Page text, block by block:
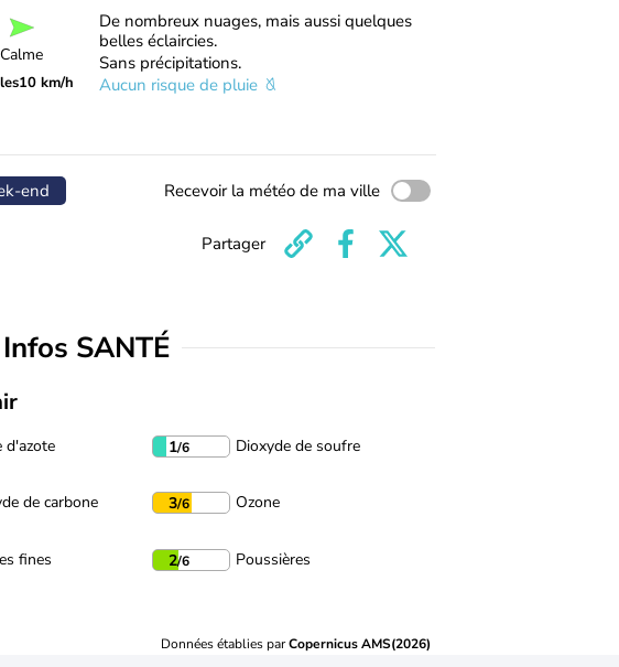
Calme
10 km/h
De nombreux nuages, mais aussi quelques
belles éclaircies.
Sans précipitations.
Aucun risque de pluie
end Recevoir la météo de ma ville
Partager
Infos SANTÉ
d'azote 1/6 Dioxyde de soufre
de carbone 3/6 Ozone
fines 2/6 Poussières
Données établies parCopernicus AMS(2026)